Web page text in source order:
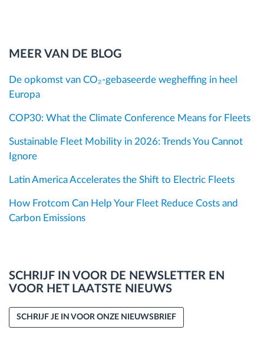
MEER VAN DE BLOG
De opkomst van CO₂-gebaseerde wegheffing in heel
Europa
COP30: What the Climate Conference Means for Fleets
Sustainable Fleet Mobility in 2026: Trends You Cannot
Ignore
Latin America Accelerates the Shift to Electric Fleets
How Frotcom Can Help Your Fleet Reduce Costs and
Carbon Emissions
SCHRIJF IN VOOR DE NEWSLETTER EN
VOOR HET LAATSTE NIEUWS
SCHRIJF JE IN VOOR ONZE NIEUWSBRIEF